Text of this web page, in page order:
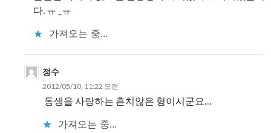
다. ㅠ _ㅠ
가져오는 중...
정수
2012/05/10, 11:22 오전
동생을 사랑하는 흔치않은 형이시군요…
가져오는 중...